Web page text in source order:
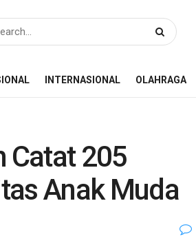
INTERNASIONAL OLAHRAGA
Catat 205
Anak Muda